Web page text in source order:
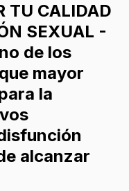
TU CALIDAD
SEXUAL -
de los
mayor
la
alcanzar